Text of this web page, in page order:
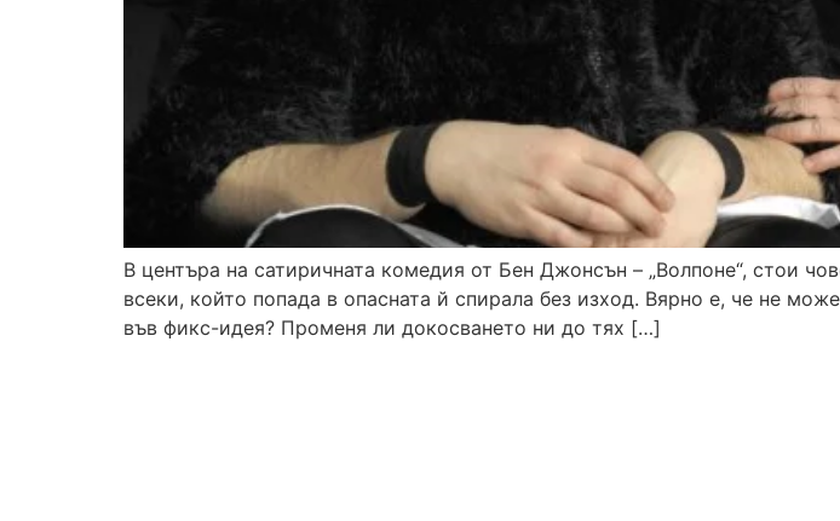
В центъра на сатиричната комедия от Бен Джонсън – „Волпоне“, стои
всеки, който попада в опасната й спирала без изход. Вярно е, че не
във фикс-идея? Променя ли докосването ни до тях […]